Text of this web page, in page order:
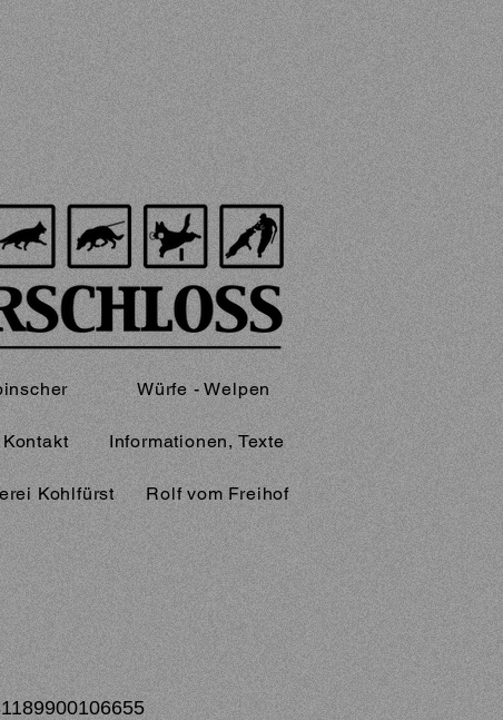
Würfe - Welpen
Kontakt Informationen, Texte
Kohlfürst Rolf vom Freihof